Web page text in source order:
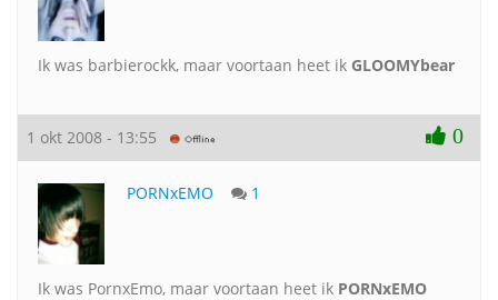
Ik was barbierockk, maar voortaan heet ik GLOOMYbear
1 okt 2008 - 13:55 0
PORNxEMO 1
Ik was PornxEmo, maar voortaan heet ik PORNxEMO